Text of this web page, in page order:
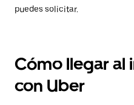
puedes solicitar.
Cómo llegar al
con Uber